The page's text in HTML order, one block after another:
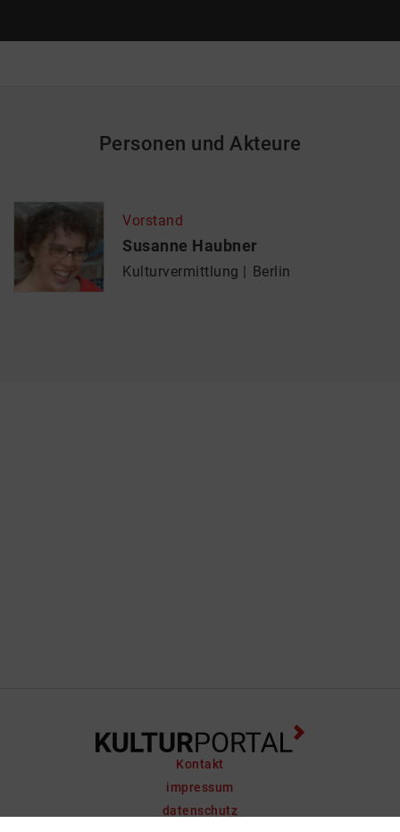
Personen und Akteure
Vorstand
Susanne Haubner
Kulturvermittlung Berlin
Kontakt
impressum
datenschutz